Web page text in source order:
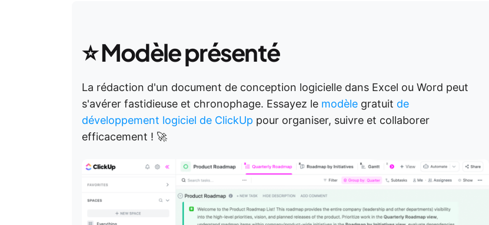
⭐Modèle présenté
La rédaction d'un document de conception logicielle dans Excel ou Word peut
s'avérer fastidieuse et chronophage. Essayez le modèle gratuit de
développement logiciel de ClickUp pour organiser, suivre et collaborer
efficacement ! 🚀